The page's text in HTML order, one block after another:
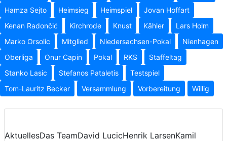
Hamza Sejto
Heimsieg Heimspiel
Jovan Hoffart
Kenan Radončić
Kirchrode Knust Kähler
Lars Holm
Marko Orsolic
Mitglied Niedersachsen-Pokal
Nienhagen
Oberliga
Onur Capin Pokal RKS
Staffeltag
Stanko Lasic
Stefanos Pataletis
Testspiel
Tom-Lauritz Becker
Versammlung Vorbereitung Willig
AktuellesDas TeamDavid LucicHenrik LarsenKamil